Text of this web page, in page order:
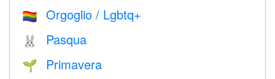
🏳️‍🌈 Orgoglio / Lgbtq+
🐰 Pasqua
🌱 Primavera